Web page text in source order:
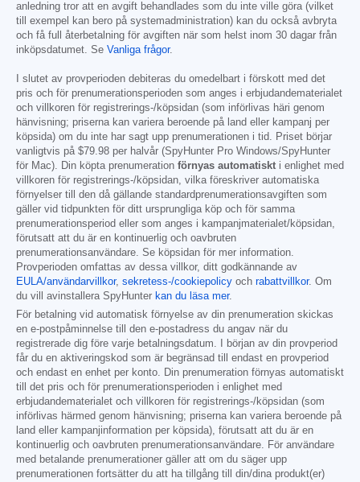
anledning tror att en avgift behandlades som du inte ville göra (vilket
till exempel kan bero på systemadministration) kan du också avbryta
och få full återbetalning för avgiften när som helst inom 30 dagar från
inköpsdatumet. Se Vanliga frågor.
I slutet av provperioden debiteras du omedelbart i förskott med det
pris och för prenumerationsperioden som anges i erbjudandematerialet
och villkoren för registrerings-/köpsidan (som införlivas häri genom
hänvisning; priserna kan variera beroende på land eller kampanj per
köpsida) om du inte har sagt upp prenumerationen i tid. Priset börjar
vanligtvis på $79.98 per halvår (SpyHunter Pro Windows/SpyHunter
för Mac). Din köpta prenumeration förnyas automatiskt i enlighet med
villkoren för registrerings-/köpsidan, vilka föreskriver automatiska
förnyelser till den då gällande standardprenumerationsavgiften som
gäller vid tidpunkten för ditt ursprungliga köp och för samma
prenumerationsperiod eller som anges i kampanjmaterialet/köpsidan,
förutsatt att du är en kontinuerlig och oavbruten
prenumerationsanvändare. Se köpsidan för mer information.
Provperioden omfattas av dessa villkor, ditt godkännande av
EULA/användarvillkor, sekretess-/cookiepolicy och rabattvillkor. Om
du vill avinstallera SpyHunter kan du läsa mer.
För betalning vid automatisk förnyelse av din prenumeration skickas
en e-postpåminnelse till den e-postadress du angav när du
registrerade dig före varje betalningsdatum. I början av din provperiod
får du en aktiveringskod som är begränsad till endast en provperiod
och endast en enhet per konto. Din prenumeration förnyas automatiskt
till det pris och för prenumerationsperioden i enlighet med
erbjudandematerialet och villkoren för registrerings-/köpsidan (som
införlivas härmed genom hänvisning; priserna kan variera beroende på
land eller kampanjinformation per köpsida), förutsatt att du är en
kontinuerlig och oavbruten prenumerationsanvändare. För användare
med betalande prenumerationer gäller att om du säger upp
prenumerationen fortsätter du att ha tillgång till din/dina produkt(er)